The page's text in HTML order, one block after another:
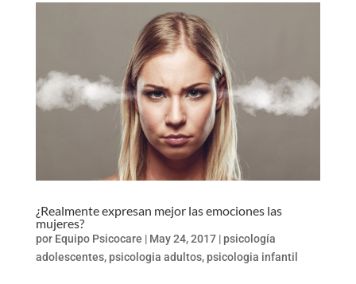
¿Realmente expresan mejor las emociones las
mujeres?
por Equipo Psicocare | May 24, 2017| psicología
adolescentes, psicologia adultos, psicologia infantil